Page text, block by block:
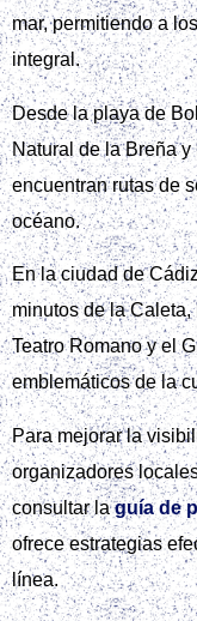
mar, permitiendo a
integral.
Desde la playa de
Natural de la Breña
encuentran rutas de
océano.
En la ciudad de
minutos de la
Teatro Romano y el
emblemáticos de la
Para mejorar la
organizadores
consultar laguía de
ofrece estrategias
línea.